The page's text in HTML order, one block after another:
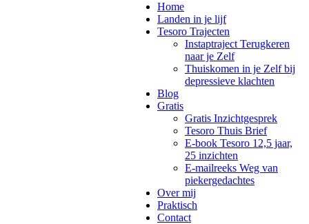
Home
Landen in je lijf
Tesoro Trajecten
Instaptraject Terugkeren
naar je Zelf
Thuiskomen in je Zelf bij
depressieve klachten
Blog
Gratis
Gratis Inzichtgesprek
Tesoro Thuis Brief
E-book Tesoro 12,5 jaar,
25 inzichten
E-mailreeks Weg van
piekergedachtes
Over mij
Praktisch
Contact